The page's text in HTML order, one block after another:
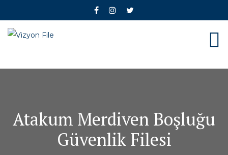
Atakum Merdiven Boşluğu
Güvenlik Filesi